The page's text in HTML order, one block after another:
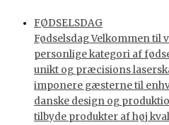
FØDSELSDAG
Fødselsdag Velkommen til
personlige kategori af
unikt og præcisions
imponere gæsterne til
danske design og
tilbyde produkter af høj